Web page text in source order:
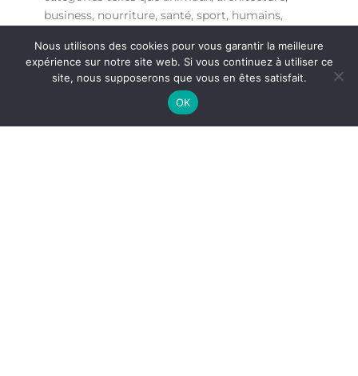
business, nourriture, santé, sport, humains,
Nous utilisons des cookies pour vous garantir la meilleure
expérience sur notre site web. Si vous continuez à utiliser ce
site, nous supposerons que vous en êtes satisfait.
OK